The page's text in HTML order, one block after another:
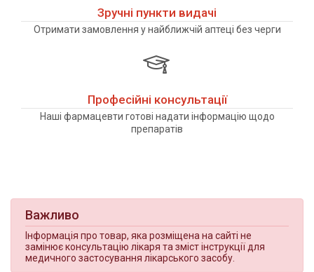
Зручні пункти видачі
Отримати замовлення у найближчій аптеці без черги
Професійні консультації
Наші фармацевти готові надати інформацію щодо
препаратів
Важливо
Інформація про товар, яка розміщена на сайті не
замінює консультацію лікаря та зміст інструкції для
медичного застосування лікарського засобу.